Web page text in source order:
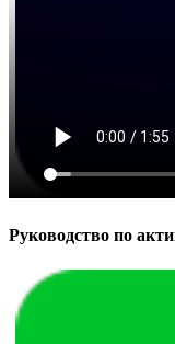
Руководство по